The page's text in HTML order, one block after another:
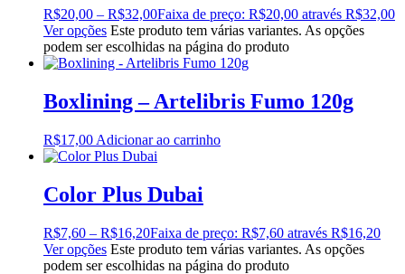
R$20,00 – R$32,00Faixa de preço: R$20,00 através R$32,00
Ver opções Este produto tem várias variantes. As opções
podem ser escolhidas na página do produto
Boxlining – Artelibris Fumo 120g
R$17,00 Adicionar ao carrinho
Color Plus Dubai
R$7,60 – R$16,20Faixa de preço: R$7,60 através R$16,20
Ver opções Este produto tem várias variantes. As opções
podem ser escolhidas na página do produto